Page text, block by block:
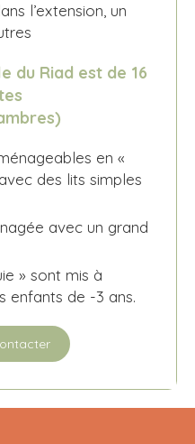
l’extension, un
du Riad est de 16
en «
des lits simples
avec un grand
» sont mis à
enfants de -3 ans.